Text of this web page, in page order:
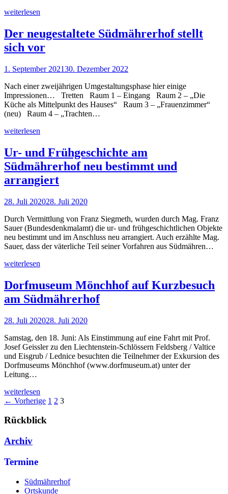
weiterlesen
Der neugestaltete Südmährerhof stellt
sich vor
1. September 202130. Dezember 2022
Nach einer zweijährigen Umgestaltungsphase hier einige
Impressionen… Tretten Raum 1 – Eingang Raum 2 – „Die
Küche als Mittelpunkt des Hauses“ Raum 3 – „Frauenzimmer“
(neu) Raum 4 – „Trachten…
weiterlesen
Ur- und Frühgeschichte am
Südmährerhof neu bestimmt und
arrangiert
28. Juli 202028. Juli 2020
Durch Vermittlung von Franz Siegmeth, wurden durch Mag. Franz
Sauer (Bundesdenkmalamt) die ur- und frühgeschichtlichen Objekte
neu bestimmt und im Anschluss neu arrangiert. Auch erzählte Mag.
Sauer, dass der väterliche Teil seiner Vorfahren aus Südmähren…
weiterlesen
Dorfmuseum Mönchhof auf Kurzbesuch
am Südmährerhof
28. Juli 202028. Juli 2020
Samstag, den 18. Juni: Als Einstimmung auf eine Fahrt mit Prof.
Josef Geissler zu den Liechtenstein-Schlössern Feldsberg / Valtice
und Eisgrub / Lednice besuchten die Teilnehmer der Exkursion des
Dorfmuseums Mönchhof (www.dorfmuseum.at) unter der
Leitung…
weiterlesen
← Vorherige 1 2 3
Rückblick
Archiv
Termine
Südmährerhof
Ortskunde